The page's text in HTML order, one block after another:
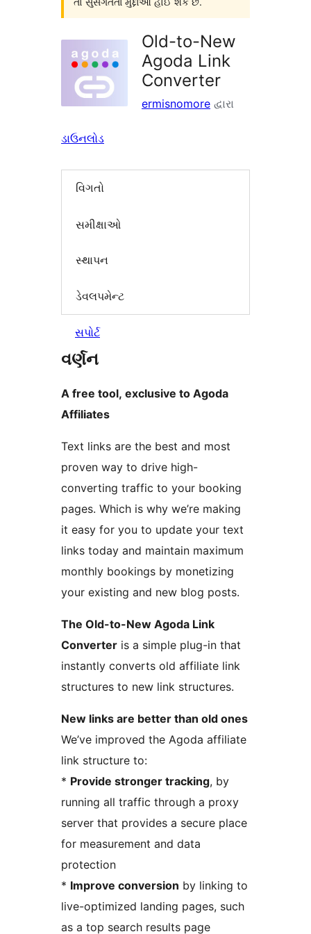
Old-to-New
Agoda Link
Converter
ermisnomore દ્વારા
ડાઉનલોડ
વિગતો
સમીક્ષાઓ
સ્થાપન
ડેવલપમેન્ટ
સપોર્ટ
વર્ણન
A free tool, exclusive to Agoda
Affiliates
Text links are the best and most
proven way to drive high-
converting traffic to your booking
pages. Which is why we’re making
it easy for you to update your text
links today and maintain maximum
monthly bookings by monetizing
your existing and new blog posts.
The Old-to-New Agoda Link
Converter is a simple plug-in that
instantly converts old affiliate link
structures to new link structures.
New links are better than old ones
We’ve improved the Agoda affiliate
link structure to:
* Provide stronger tracking, by
running all traffic through a proxy
server that provides a secure place
for measurement and data
protection
* Improve conversion by linking to
live-optimized landing pages, such
as a top search results page